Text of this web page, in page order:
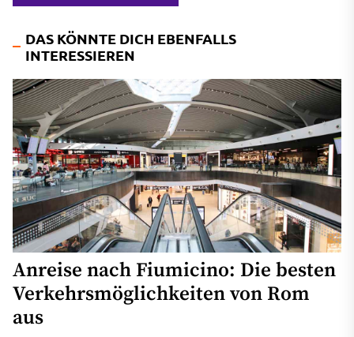
DAS KÖNNTE DICH EBENFALLS
INTERESSIEREN
Anreise nach Fiumicino: Die besten
Verkehrsmöglichkeiten von Rom
aus